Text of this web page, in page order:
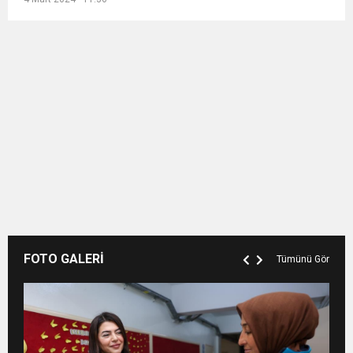
FOTO GALERİ Tümünü Gör